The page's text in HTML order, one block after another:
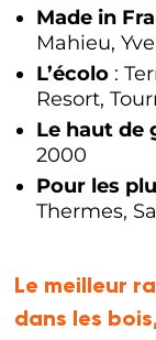
Made in
Mahieu,
L’écolo :
Resort,
Le haut de
2000
Pour les
Thermes,
Le meilleur
dans les